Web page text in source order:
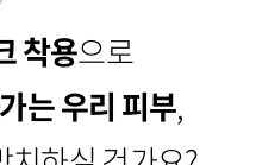
착용으로
는 우리 피부,